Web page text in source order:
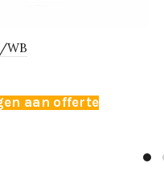
WB
aan offerte